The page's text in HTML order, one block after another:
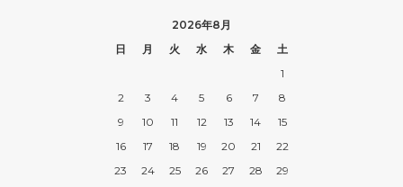
2026年8月
日
月 火 水 木 金
土
1
2
3 4 5 6 7
8
9
10 11 12 13 14
15
16
17 18 19 20 21
22
23
24 25 26 27 28
29